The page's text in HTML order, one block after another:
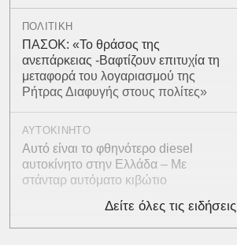
ΠΟΛΙΤΙΚΗ
ΠΑΣΟΚ: «Το θράσος της
ανεπάρκειας -Βαφτίζουν επιτυχία τη
μεταφορά του λογαριασμού της
Ρήτρας Διαφυγής στους πολίτες»
ΑΥΤΟΚΙΝΗΤΟ
Αυτό είναι το φθηνότερο diesel
αυτοκίνητο στην Ελλάδα – Με
στάνταρ αυτόματο κιβώτιο
Δείτε όλες τις ειδήσεις